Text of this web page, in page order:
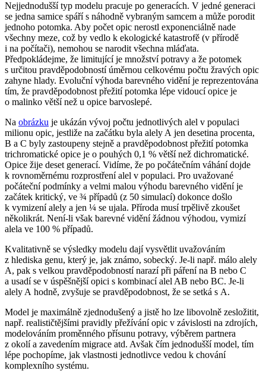
Nejjednodušší typ modelu pracuje po generacích. V jedné generaci
se jedna samice spáří s náhodně vybraným samcem a může porodit
jednoho potomka. Aby počet opic nerostl exponenciálně nade
všechny meze, což by vedlo k ekologické katastrofě (v přírodě
i na počítači), nemohou se narodit všechna mláďata.
Předpokládejme, že limitující je množství potravy a že potomek
s určitou pravděpodobností úměrnou celkovému počtu žravých opic
zahyne hlady. Evoluční výhoda barevného vidění je reprezentována
tím, že pravděpodobnost přežití potomka lépe vidoucí opice je
o malinko větší než u opice barvoslepé.
Na obrázku je ukázán vývoj počtu jednotlivých alel v populaci
milionu opic, jestliže na začátku byla alely A jen desetina procenta,
B a C byly zastoupeny stejně a pravděpodobnost přežití potomka
trichromatické opice je o pouhých 0,1 % větší než dichromatické.
Opice žije deset generací. Vidíme, že po počátečním váhání dojde
k rovnoměrnému rozprostření alel v populaci. Pro uvažované
počáteční podmínky a velmi malou výhodu barevného vidění je
začátek kritický, ve ¾ případů (z 50 simulací) dokonce došlo
k vymizení alely a jen ¼ se ujala. Příroda musí trpělivě zkoušet
několikrát. Není-li však barevné vidění žádnou výhodou, vymizí
alela ve 100 % případů.
Kvalitativně se výsledky modelu dají vysvětlit uvažováním
z hlediska genu, který je, jak známo, sobecký. Je-li např. málo alely
A, pak s velkou pravděpodobností narazí při páření na B nebo C
a usadí se v úspěšnější opici s kombinací alel AB nebo BC. Je-li
alely A hodně, zvyšuje se pravděpodobnost, že se setká s A.
Model je maximálně zjednodušený a jistě ho lze libovolně zesložitit,
např. realističtějšími pravidly přežívání opic v závislosti na zdrojích,
modelováním proměnného přísunu potravy, výběrem partnera
z okolí a zavedením migrace atd. Avšak čím jednodušší model, tím
lépe pochopíme, jak vlastnosti jednotlivce vedou k chování
komplexního systému.